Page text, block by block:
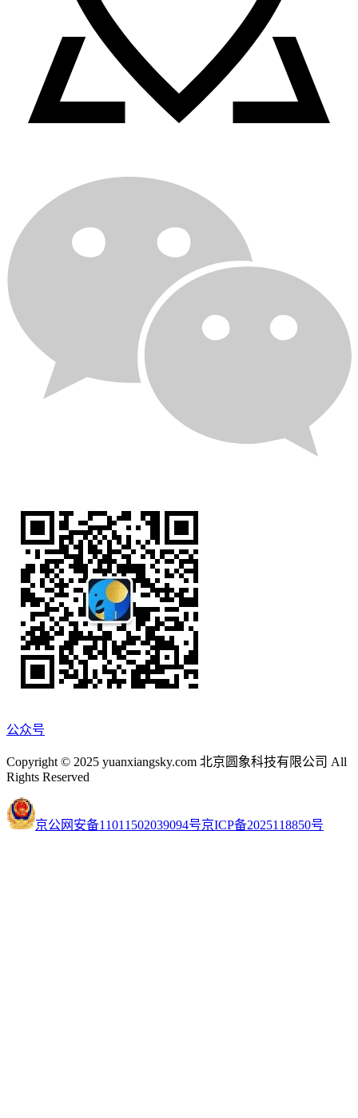
公众号
Copyright © 2025 yuanxiangsky.com 北京圆象科技有限公司 All
Rights Reserved
京公网安备11011502039094号京ICP备2025118850号